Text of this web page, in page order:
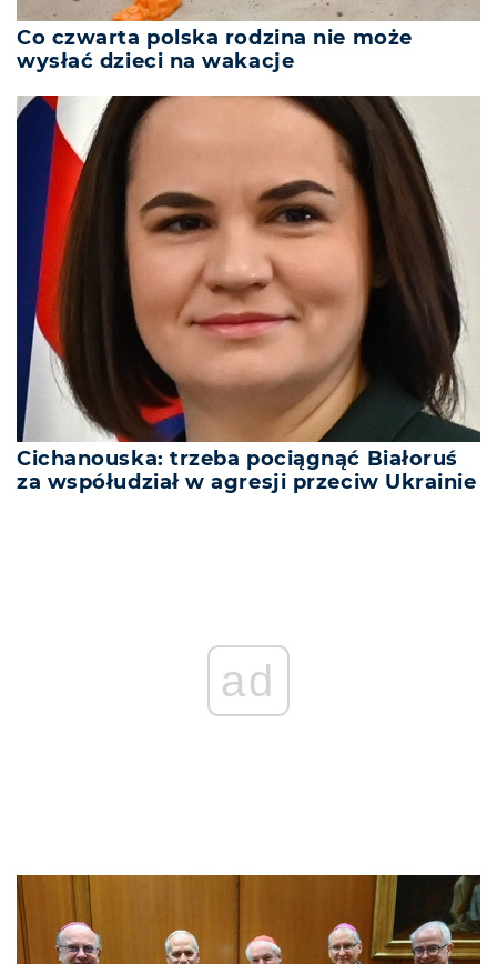
Co czwarta polska rodzina nie może
wysłać dzieci na wakacje
Cichanouska: trzeba pociągnąć Białoruś
za współudział w agresji przeciw Ukrainie
ad